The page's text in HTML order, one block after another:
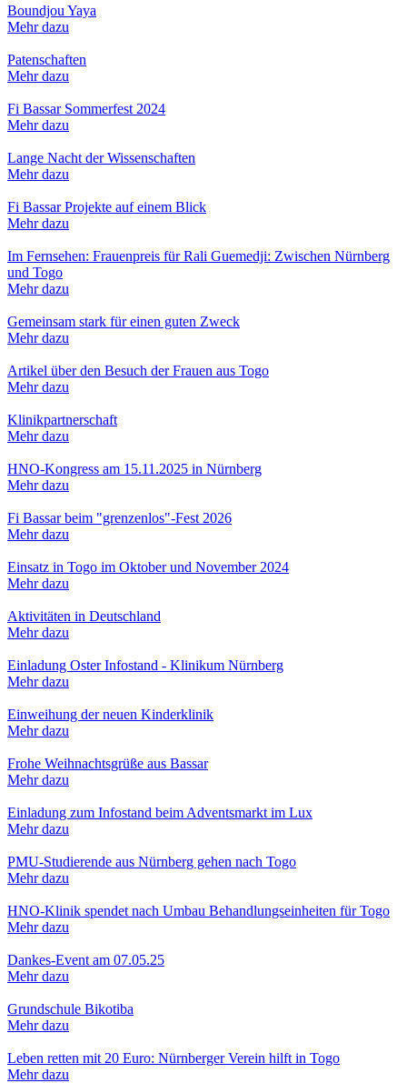
Boundjou Yaya
Mehr dazu
Patenschaften
Mehr dazu
Fi Bassar Sommerfest 2024
Mehr dazu
Lange Nacht der Wissenschaften
Mehr dazu
Fi Bassar Projekte auf einem Blick
Mehr dazu
Im Fernsehen: Frauenpreis für Rali Guemedji: Zwischen Nürnberg
und Togo
Mehr dazu
Gemeinsam stark für einen guten Zweck
Mehr dazu
Artikel über den Besuch der Frauen aus Togo
Mehr dazu
Klinikpartnerschaft
Mehr dazu
HNO-Kongress am 15.11.2025 in Nürnberg
Mehr dazu
Fi Bassar beim "grenzenlos"-Fest 2026
Mehr dazu
Einsatz in Togo im Oktober und November 2024
Mehr dazu
Aktivitäten in Deutschland
Mehr dazu
Einladung Oster Infostand - Klinikum Nürnberg
Mehr dazu
Einweihung der neuen Kinderklinik
Mehr dazu
Frohe Weihnachtsgrüße aus Bassar
Mehr dazu
Einladung zum Infostand beim Adventsmarkt im Lux
Mehr dazu
PMU-Studierende aus Nürnberg gehen nach Togo
Mehr dazu
HNO-Klinik spendet nach Umbau Behandlungseinheiten für Togo
Mehr dazu
Dankes-Event am 07.05.25
Mehr dazu
Grundschule Bikotiba
Mehr dazu
Leben retten mit 20 Euro: Nürnberger Verein hilft in Togo
Mehr dazu